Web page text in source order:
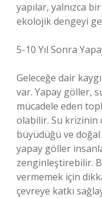
yapılar, yalnızca
ekolojik dengeyi
5-10 Yıl Sonra
Geleceğe dair
var. Yapay göller,
mücadele eden
olabilir. Su krizinin
büyüdüğü ve doğal
yapay göller
zenginleştirebilir.
vermemek için
çevreye katkı